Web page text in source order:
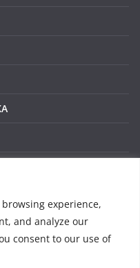
experience,
and analyze our
consent to our use of
like cookies to store and/or
will allow us to process
features and functions.